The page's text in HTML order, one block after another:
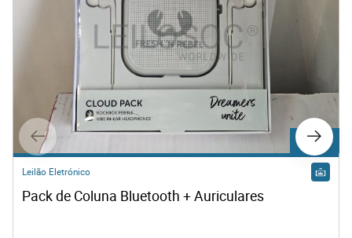
Lote 274
Leilão Eletrónico
Pack de Coluna Bluetooth + Auriculares